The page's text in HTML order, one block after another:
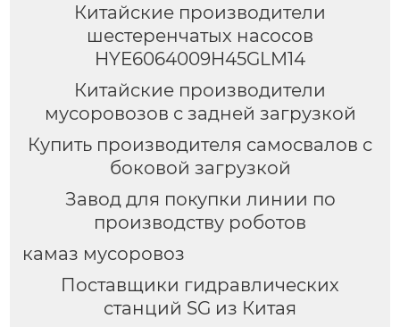
Китайские производители
шестеренчатых насосов
HYE6064009H45GLM14
Китайские производители
мусоровозов с задней загрузкой
Купить производителя самосвалов с
боковой загрузкой
Завод для покупки линии по
производству роботов
камаз мусоровоз
Поставщики гидравлических
станций SG из Китая